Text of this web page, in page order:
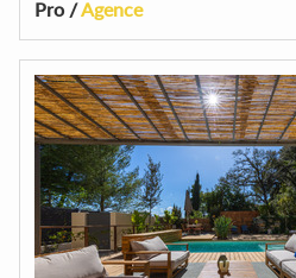
Pro /Agence